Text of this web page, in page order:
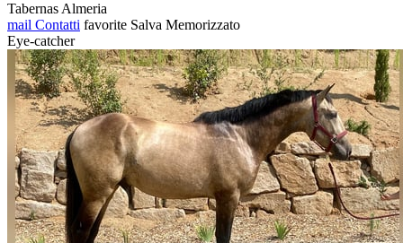
Tabernas Almeria
mail Contatti favorite Salva Memorizzato
Eye-catcher